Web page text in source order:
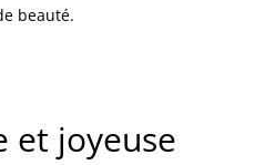
beauté.
et joyeuse